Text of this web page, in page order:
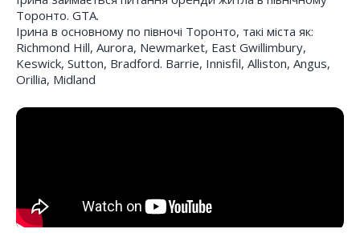
Торонто. GTA.
Ірина в основному по півночі Торонто, такі міста як:
Richmond Hill, Aurora, Newmarket, East Gwillimbury,
Keswick, Sutton, Bradford. Barrie, Innisfil, Alliston, Angus,
Orillia, Midland